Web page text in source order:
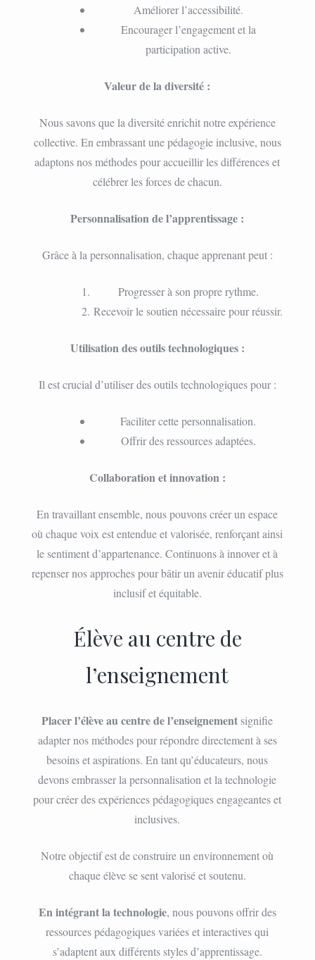
Améliorer l’accessibilité.
Encourager l’engagement et la
participation active.
Valeur de la diversité :
Nous savons que la diversité enrichit notre expérience
collective. En embrassant une pédagogie inclusive, nous
adaptons nos méthodes pour accueillir les différences et
célébrer les forces de chacun.
Personnalisation de l’apprentissage :
Grâce à la personnalisation, chaque apprenant peut :
Progresser à son propre rythme.
Recevoir le soutien nécessaire pour réussir.
Utilisation des outils technologiques :
Il est crucial d’utiliser des outils technologiques pour :
Faciliter cette personnalisation.
Offrir des ressources adaptées.
Collaboration et innovation :
En travaillant ensemble, nous pouvons créer un espace
où chaque voix est entendue et valorisée, renforçant ainsi
le sentiment d’appartenance. Continuons à innover et à
repenser nos approches pour bâtir un avenir éducatif plus
inclusif et équitable.
Élève au centre de
l’enseignement
Placer l’élève au centre de l’enseignement signifie
adapter nos méthodes pour répondre directement à ses
besoins et aspirations. En tant qu’éducateurs, nous
devons embrasser la personnalisation et la technologie
pour créer des expériences pédagogiques engageantes et
inclusives.
Notre objectif est de construire un environnement où
chaque élève se sent valorisé et soutenu.
En intégrant la technologie, nous pouvons offrir des
ressources pédagogiques variées et interactives qui
s’adaptent aux différents styles d’apprentissage.